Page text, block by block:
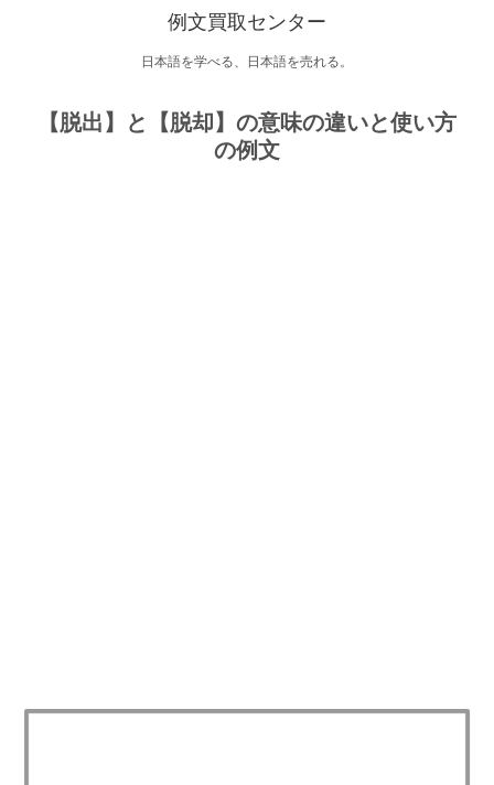
例文買取センター
日本語を学べる、日本語を売れる。
【脱出】と【脱却】の意味の違いと使い方
の例文